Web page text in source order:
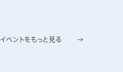
イベントをもっと見る